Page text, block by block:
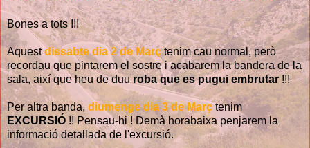
Bones a tots !!!
Aquestdissabte dia 2 de Marçtenim cau normal, però
recordau que pintarem el sostre i acabarem la bandera de la
sala, així que heu de duuroba que es pugui embrutar !!!
Per altra banda, diumenge dia 3 de Març tenim
EXCURSIÓ !! Pensau-hi ! Demà horabaixa penjarem la
informació detallada de l'excursió.